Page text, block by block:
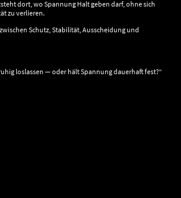
dort, wo Spannung Halt geben darf, ohne sich
zu verlieren.
Schutz, Stabilität, Ausscheidung und
loslassen — oder hält Spannung dauerhaft fest?“